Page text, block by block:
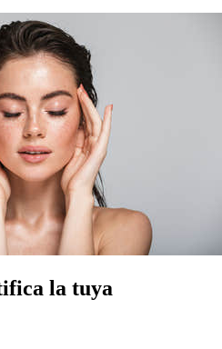
la tuya